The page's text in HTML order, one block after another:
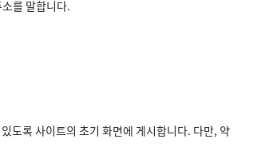
를 말합니다.
도록 사이트의 초기 화면에 게시합니다. 다만, 약